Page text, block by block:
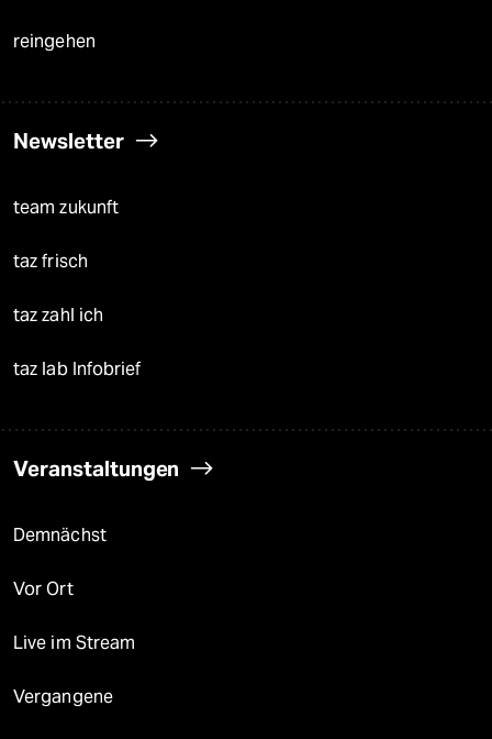
reingehen
Newsletter
team zukunft
taz frisch
taz zahl ich
taz lab Infobrief
Veranstaltungen
Demnächst
Vor Ort
Live im Stream
Vergangene